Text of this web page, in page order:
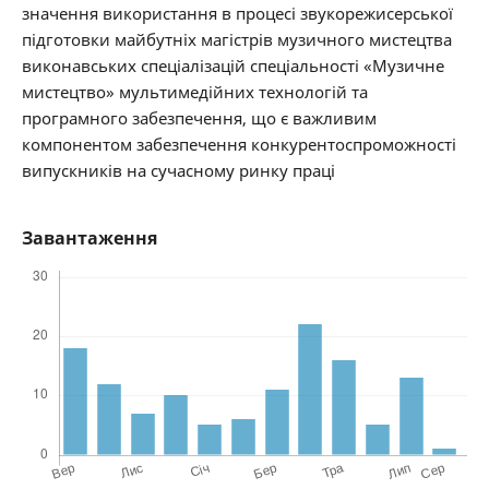
значення використання в процесі звукорежисерської
підготовки майбутніх магістрів музичного мистецтва
виконавських спеціалізацій спеціальності «Музичне
мистецтво» мультимедійних технологій та
програмного забезпечення, що є важливим
компонентом забезпечення конкурентоспроможності
випускників на сучасному ринку праці
Завантаження